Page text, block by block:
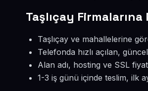
Taşlıçay Firmalarına
Taşlıçay ve mahallelerine
Telefonda hızlı açılan,
Alan adı, hosting ve SSL
1-3 iş günü içinde teslim, ilk